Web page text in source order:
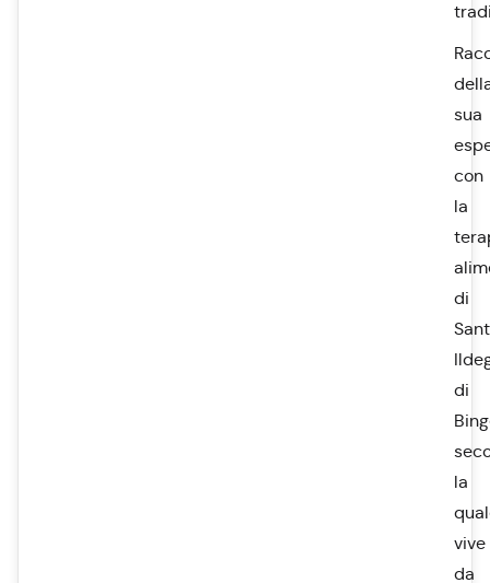
sua
con
la
di
di
la
vive
da